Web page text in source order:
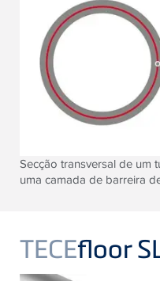
Secção transversal de um
uma camada de barreira
TECEfloor